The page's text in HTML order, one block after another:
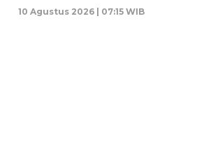
10 Agustus 2026 | 07:15 WIB